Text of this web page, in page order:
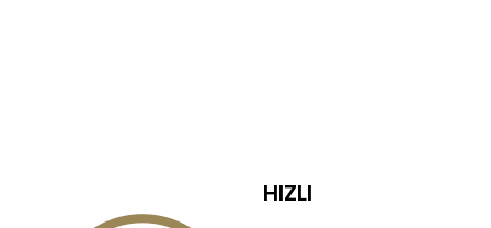
HIZLI